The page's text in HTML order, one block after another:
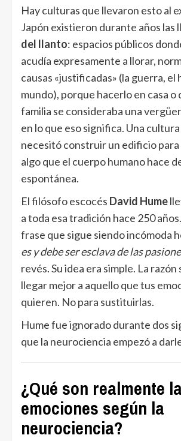
Hay culturas que llevaron esto al
Japón existieron durante años las
del llanto: espacios públicos
acudía expresamente a llorar,
causas «justificadas» (la guerra, el
mundo), porque hacerlo en casa o
familia se consideraba una
en lo que eso significa. Una
necesitó construir un edificio
algo que el cuerpo humano hace
espontánea.
El filósofo escocés David Hume
a toda esa tradición hace 250
frase que sigue siendo incómoda
es y debe ser esclava de las
revés. Su idea era simple. La razón
llegar mejor a aquello que tus
quieren. No para sustituirlas.
Hume fue ignorado durante dos
que la neurociencia empezó a
¿Qué son realmente
emociones según la
neurociencia?